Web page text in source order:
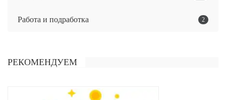
Работа и подработка 2
РЕКОМЕНДУЕМ